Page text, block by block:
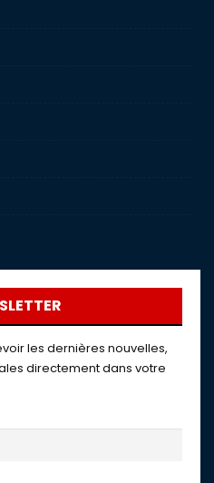
les dernières nouvelles,
directement dans votre